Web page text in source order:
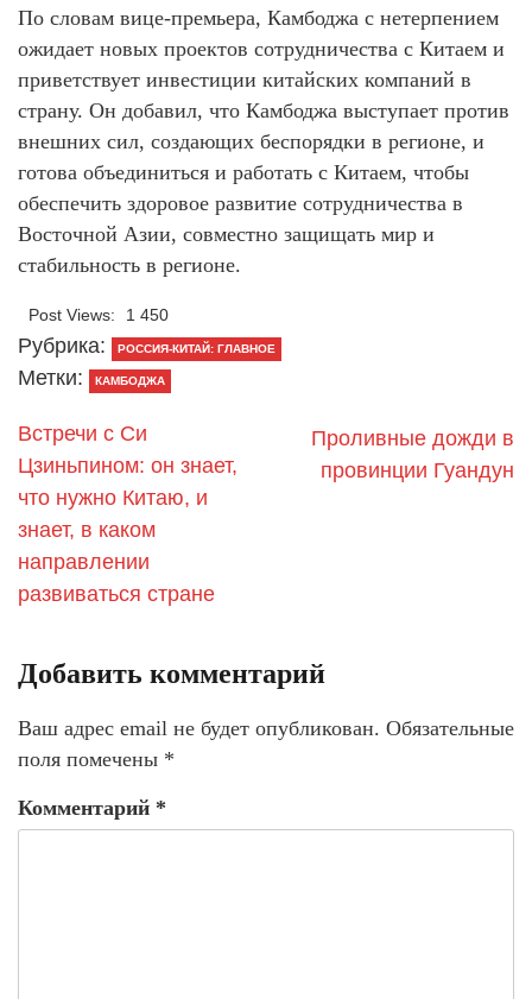
По словам вице-премьера, Камбоджа с нетерпением
ожидает новых проектов сотрудничества с Китаем и
приветствует инвестиции китайских компаний в
страну. Он добавил, что Камбоджа выступает против
внешних сил, создающих беспорядки в регионе, и
готова объединиться и работать с Китаем, чтобы
обеспечить здоровое развитие сотрудничества в
Восточной Азии, совместно защищать мир и
стабильность в регионе.
Post Views: 1 450
Рубрика: РОССИЯ-КИТАЙ: ГЛАВНОЕ
Метки: КАМБОДЖА
Встречи с Си
Цзиньпином: он знает,
что нужно Китаю, и
знает, в каком
направлении
развиваться стране
Проливные дожди в
провинции Гуандун
Добавить комментарий
Ваш адрес email не будет опубликован. Обязательные
поля помечены *
Комментарий *